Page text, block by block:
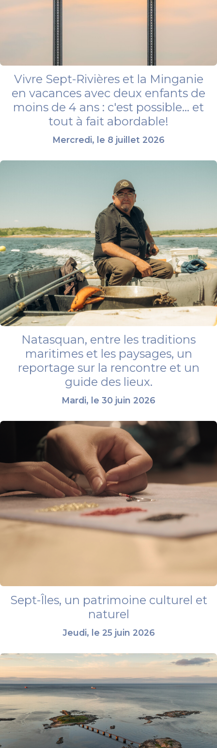
Vivre Sept-Rivières et la Minganie
en vacances avec deux enfants de
moins de 4 ans : c'est possible... et
tout à fait abordable!
Mercredi, le 8 juillet 2026
Natasquan, entre les traditions
maritimes et les paysages, un
reportage sur la rencontre et un
guide des lieux.
Mardi, le 30 juin 2026
Sept-Îles, un patrimoine culturel et
naturel
Jeudi, le 25 juin 2026